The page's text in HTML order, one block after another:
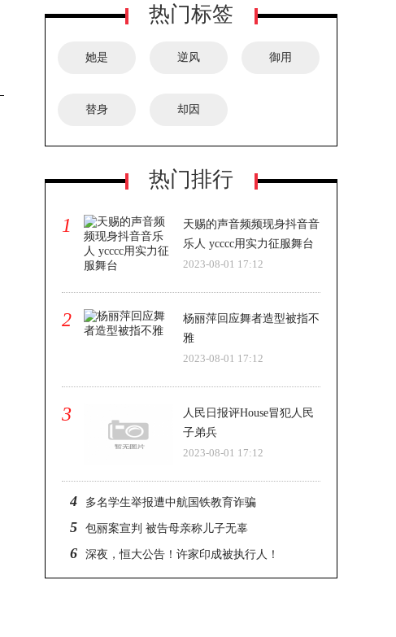
热门标签
她是 逆风 御用
替身 却因
热门排行
1
天赐的声音频频现身抖音音
乐人 ycccc用实力征服舞台
2023-08-01 17:12
2
杨丽萍回应舞者造型被指不
雅
2023-08-01 17:12
3
人民日报评House冒犯人民
子弟兵
2023-08-01 17:12
4 多名学生举报遭中航国铁教育诈骗
5 包丽案宣判 被告母亲称儿子无辜
6 深夜，恒大公告！许家印成被执行人！